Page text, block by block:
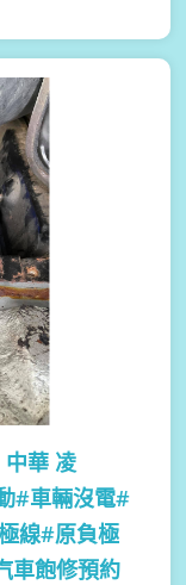
中華 凌
#車輛沒電#
線#原負極
車飽修預約